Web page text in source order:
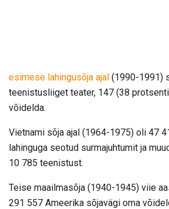
esimese lahingusõja ajal (1990-1991)
teenistusliiget teater, 147 (38
võidelda.
Vietnami sõja ajal (1964-1975) oli 47
lahinguga seotud surmajuhtumit ja
10 785 teenistust.
Teise maailmasõja (1940-1945) viie
291 557 Ameerika sõjavägi oma